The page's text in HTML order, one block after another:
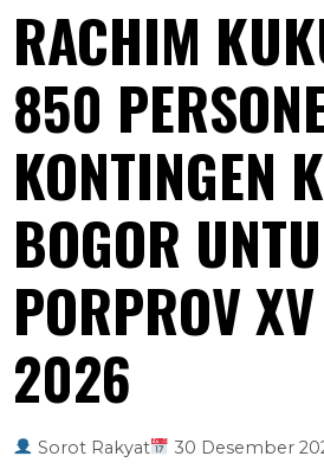
RACHIM
850
KONTINGEN
BOGOR
PORPROV
2026
Sorot Rakyat 30 Desember